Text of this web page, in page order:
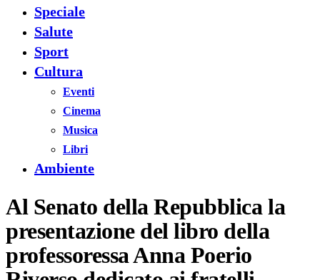
Speciale
Salute
Sport
Cultura
Eventi
Cinema
Musica
Libri
Ambiente
Al Senato della Repubblica la
presentazione del libro della
professoressa Anna Poerio